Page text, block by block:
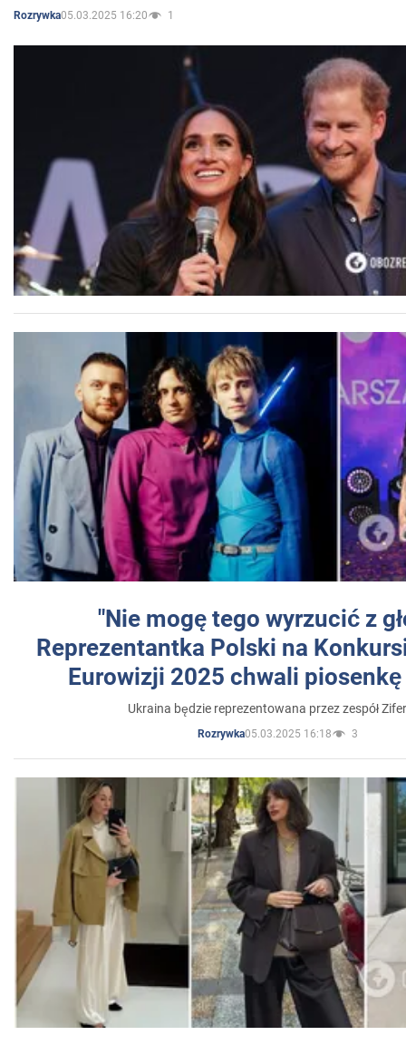
Rozrywka05.03.2025 16:20 1
"Nie mogę tego wyrzucić z
Reprezentantka Polski na
Eurowizji 2025 chwali
Ukraina będzie reprezentowana przez zespół
Rozrywka05.03.2025 16:18 3